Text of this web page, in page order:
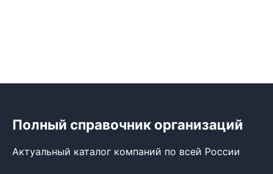
Полный справочник организаций
Актуальный каталог компаний по всей России